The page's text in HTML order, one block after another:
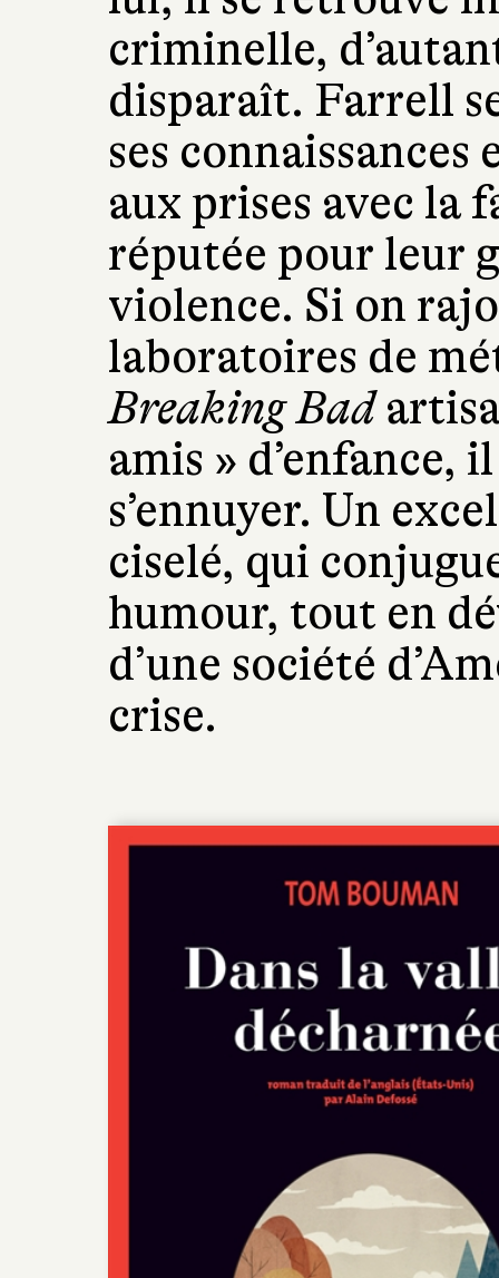
criminelle,
disparaît. Farrell
ses
aux prises avec la
réputée pour leur
violence. Si on
laboratoires de
Breaking Bad
amis » d’enfance,
s’ennuyer. Un
ciselé, qui
humour, tout en
d’une société
crise.